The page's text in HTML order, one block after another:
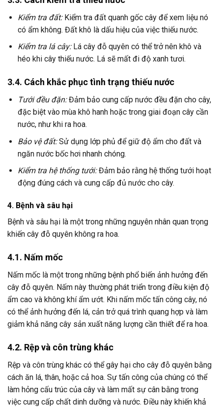
Kiểm tra đất:Kiểm tra đất quanh gốc cây để xem liệu nó
có ẩm không. Đất khô là dấu hiệu của việc thiếu nước.
Kiểm tra lá cây:Lá cây đỗ quyên có thể trở nên khô và
héo khi cây thiếu nước. Lá sẽ mất đi độ xanh tươi.
3.4. Cách khắc phục tình trạng thiếu nước
Tưới đều đặn:Đảm bảo cung cấp nước đều đặn cho cây,
đặc biệt vào mùa khô hanh hoặc trong giai đoạn cây cần
nước, như khi ra hoa.
Bảo vệ đất:Sử dụng lớp phủ để giữ độ ẩm cho đất và
ngăn nước bốc hơi nhanh chóng.
Kiểm tra hệ thống tưới:Đảm bảo rằng hệ thống tưới hoạt
động đúng cách và cung cấp đủ nước cho cây.
4. Bệnh và sâu hại
Bệnh và sâu hại là một trong những nguyên nhân quan trọng
khiến cây đỗ quyên không ra hoa.
4.1. Nấm mốc
Nấm mốc là một trong những bệnh phổ biến ảnh hưởng đến
cây đỗ quyên. Nấm này thường phát triển trong điều kiện độ
ẩm cao và không khí ẩm ướt. Khi nấm mốc tấn công cây, nó
có thể ảnh hưởng đến lá, cản trở quá trình quang hợp và làm
giảm khả năng cây sản xuất năng lượng cần thiết để ra hoa.
4.2. Rệp và côn trùng khác
Rệp và côn trùng khác có thể gây hại cho cây đỗ quyên bằng
cách ăn lá, thân, hoặc cả hoa. Sự tấn công của chúng có thể
làm hỏng cấu trúc của cây và làm mất sự cân bằng trong
việc cung cấp chất dinh dưỡng và nước. Điều này khiến khả